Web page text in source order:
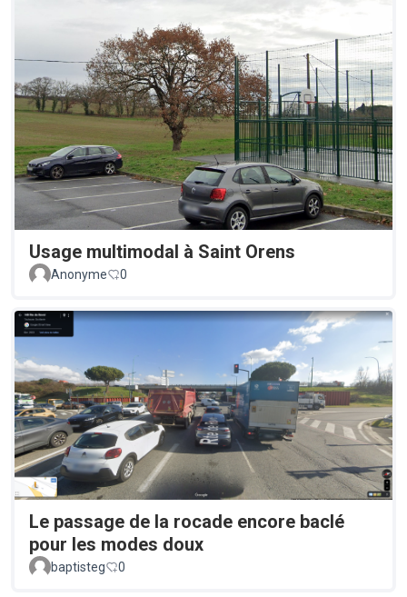
Usage multimodal à Saint Orens
Anonyme 0
Le passage de la rocade encore baclé
pour les modes doux
baptisteg 0